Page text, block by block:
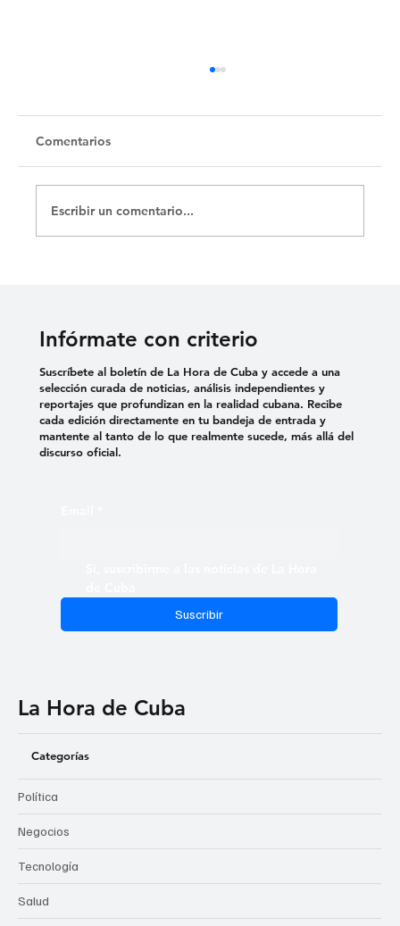
Comentarios
Escribir un comentario...
Infórmate con criterio
Suscribir
Suscríbete al boletín de La Hora de Cuba y accede a una
selección curada de noticias, análisis independientes y
reportajes que profundizan en la realidad cubana. Recibe
cada edición directamente en tu bandeja de entrada y
mantente al tanto de lo que realmente sucede, más allá del
discurso oficial.
La Hora de Cuba
Categorías
Política
Negocios
Tecnología
Salud